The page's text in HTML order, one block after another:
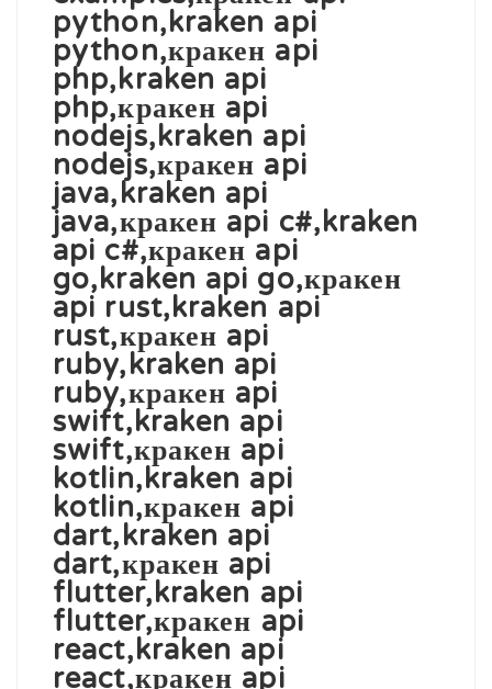
python,kraken api
python,кракен api
php,kraken api
php,кракен api
nodejs,kraken api
nodejs,кракен api
java,kraken api
java,кракен api c#,kraken
api c#,кракен api
go,kraken api go,кракен
api rust,kraken api
rust,кракен api
ruby,kraken api
ruby,кракен api
swift,kraken api
swift,кракен api
kotlin,kraken api
kotlin,кракен api
dart,kraken api
dart,кракен api
flutter,kraken api
flutter,кракен api
react,kraken api
react,кракен api